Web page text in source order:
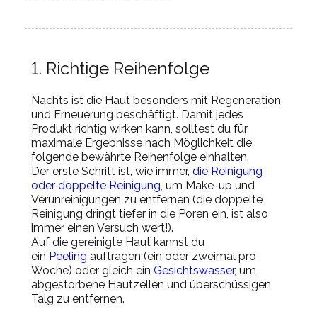
1. Richtige Reihenfolge
Nachts ist die Haut besonders mit Regeneration
und Erneuerung beschäftigt. Damit jedes
Produkt richtig wirken kann, solltest du für
maximale Ergebnisse nach Möglichkeit die
folgende bewährte Reihenfolge einhalten.
Der erste Schritt ist, wie immer, die Reinigung
oder doppelte Reinigung um Make-up und
Verunreinigungen zu entfernen (die doppelte
Reinigung dringt tiefer in die Poren ein, ist also
immer einen Versuch wert!).
Auf die gereinigte Haut kannst du
ein Peeling auftragen (ein oder zweimal pro
Woche) oder gleich ein Gesichtswasser, um
abgestorbene Hautzellen und überschüssigen
Talg zu entfernen.